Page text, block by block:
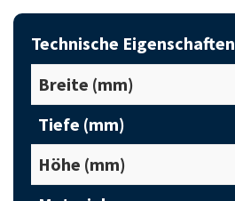
Technische Eigenschaften
Breite (mm)
Tiefe (mm)
Höhe (mm)